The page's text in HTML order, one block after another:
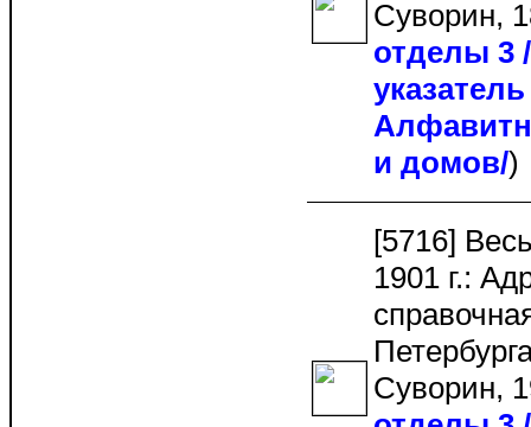
Суворин,
отделы 3
и домов/
[5716]
1901 г.:
Суворин,